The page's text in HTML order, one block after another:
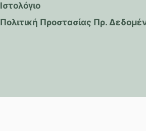
Ιστολόγιο
Πολιτική Προστασίας Πρ.